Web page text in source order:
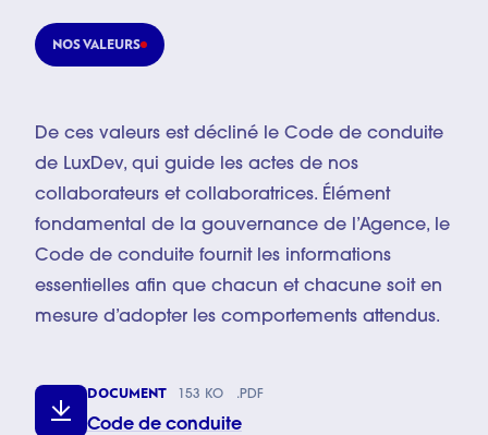
NOS VALEURS
De ces valeurs est décliné le Code de conduite
de LuxDev, qui guide les actes de nos
collaborateurs et collaboratrices. Élément
fondamental de la gouvernance de l’Agence, le
Code de conduite fournit les informations
essentielles afin que chacun et chacune soit en
mesure d’adopter les comportements attendus.
DOCUMENT 153 KO .PDF
Code de conduite